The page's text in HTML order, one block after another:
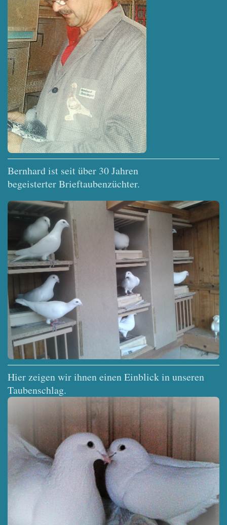
Bernhard ist seit über 30 Jahren
begeisterter Brieftaubenzüchter.
Hier zeigen wir ihnen einen Einblick in unseren
Taubenschlag.